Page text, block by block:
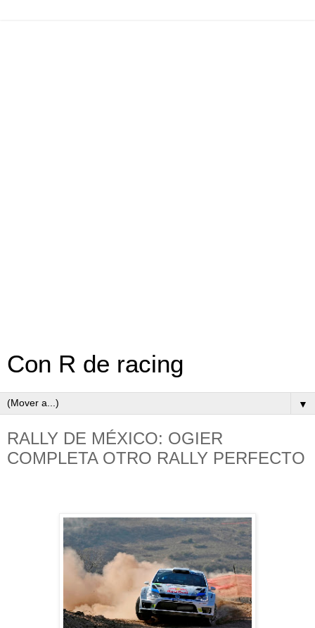
Con R de racing
▼
RALLY DE MÉXICO: OGIER
COMPLETA OTRO RALLY PERFECTO